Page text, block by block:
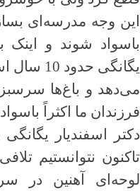
این وجه مدرسه‌ای
باسواد شوند و اینک
یگانگی
می‌دهد و باغ‌ها
فرزندان ما اکثراً
دکتر اسفندیار
تاکنون نتوانستیم
لوحه‌ای آهنین در